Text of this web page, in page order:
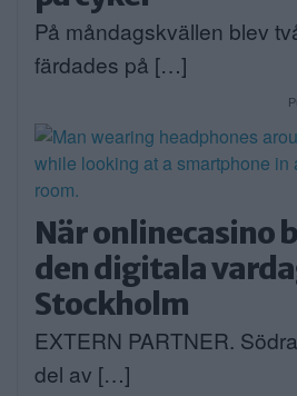
På måndagskvällen blev
färdades på […]
När onlinecasino
den digitala
Stockholm
EXTERN PARTNER.
del av […]